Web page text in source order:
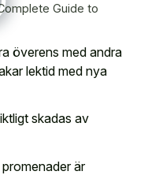
Guide to
överens med andra
lektid med nya
skadas av
är